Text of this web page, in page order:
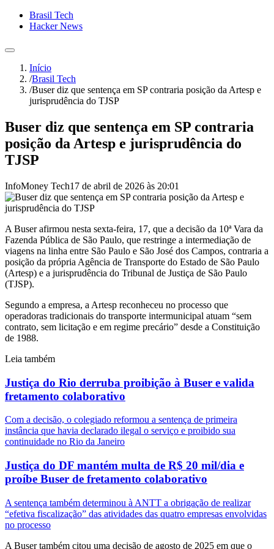
Brasil Tech
Hacker News
Início
/Brasil Tech
/Buser diz que sentença em SP contraria posição da Artesp e
jurisprudência do TJSP
Buser diz que sentença em SP contraria
posição da Artesp e jurisprudência do
TJSP
InfoMoney Tech17 de abril de 2026 às 20:01
A Buser afirmou nesta sexta-feira, 17, que a decisão da 10ª Vara da
Fazenda Pública de São Paulo, que restringe a intermediação de
viagens na linha entre São Paulo e São José dos Campos, contraria a
posição da própria Agência de Transporte do Estado de São Paulo
(Artesp) e a jurisprudência do Tribunal de Justiça de São Paulo
(TJSP).
Segundo a empresa, a Artesp reconheceu no processo que
operadoras tradicionais do transporte intermunicipal atuam “sem
contrato, sem licitação e em regime precário” desde a Constituição
de 1988.
Leia também
Justiça do Rio derruba proibição à Buser e valida
fretamento colaborativo
Com a decisão, o colegiado reformou a sentença de primeira
instância que havia declarado ilegal o serviço e proibido sua
continuidade no Rio da Janeiro
Justiça do DF mantém multa de R$ 20 mil/dia e
proíbe Buser de fretamento colaborativo
A sentença também determinou à ANTT a obrigação de realizar
“efetiva fiscalização” das atividades das quatro empresas envolvidas
no processo
A Buser também citou uma decisão de agosto de 2025 em que o